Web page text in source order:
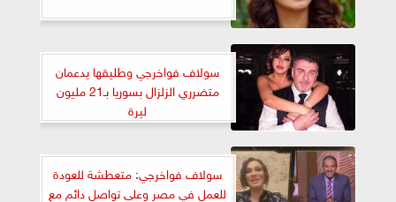
سولاف فواخرجي وطليقها يدعمان
متضرري الزلزال بسوريا بـ21 مليون
ليرة
سولاف فواخرجي: متعطشة للعودة
للعمل في مصر وعلى تواصل دائم مع